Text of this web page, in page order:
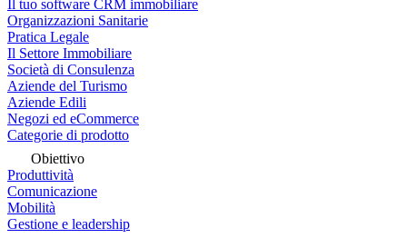
Il tuo software CRM immobiliare
Organizzazioni Sanitarie
Pratica Legale
Il Settore Immobiliare
Società di Consulenza
Aziende del Turismo
Aziende Edili
Negozi ed eCommerce
Categorie di prodotto
Obiettivo
Produttività
Comunicazione
Mobilità
Gestione e leadership